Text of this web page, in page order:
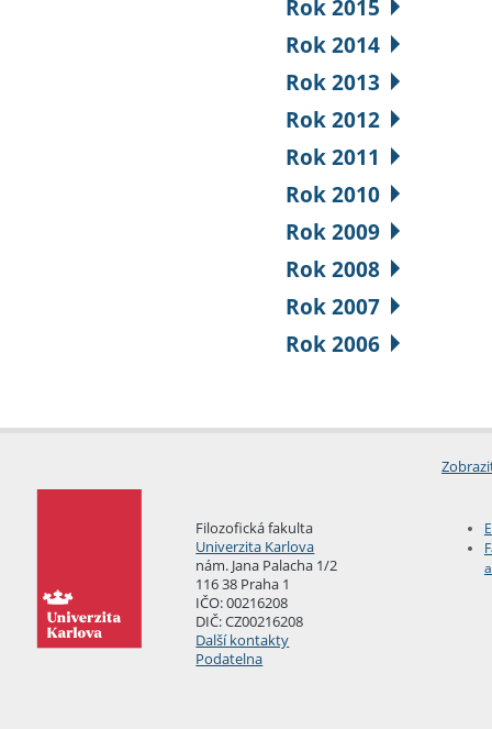
Rok 2015
Rok 2014
Rok 2013
Rok 2012
Rok 2011
Rok 2010
Rok 2009
Rok 2008
Rok 2007
Rok 2006
Filozofická fakulta
Univerzita Karlova
nám. Jana Palacha 1/2
116 38 Praha 1
IČO: 00216208
DIČ: CZ00216208
Další kontakty
Podatelna